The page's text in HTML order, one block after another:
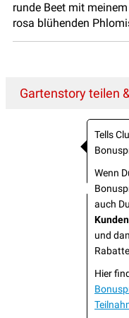
runde Beet mit
rosa blühenden
Gartenstory teilen
Tells
Wenn
auch Du
und
Hier